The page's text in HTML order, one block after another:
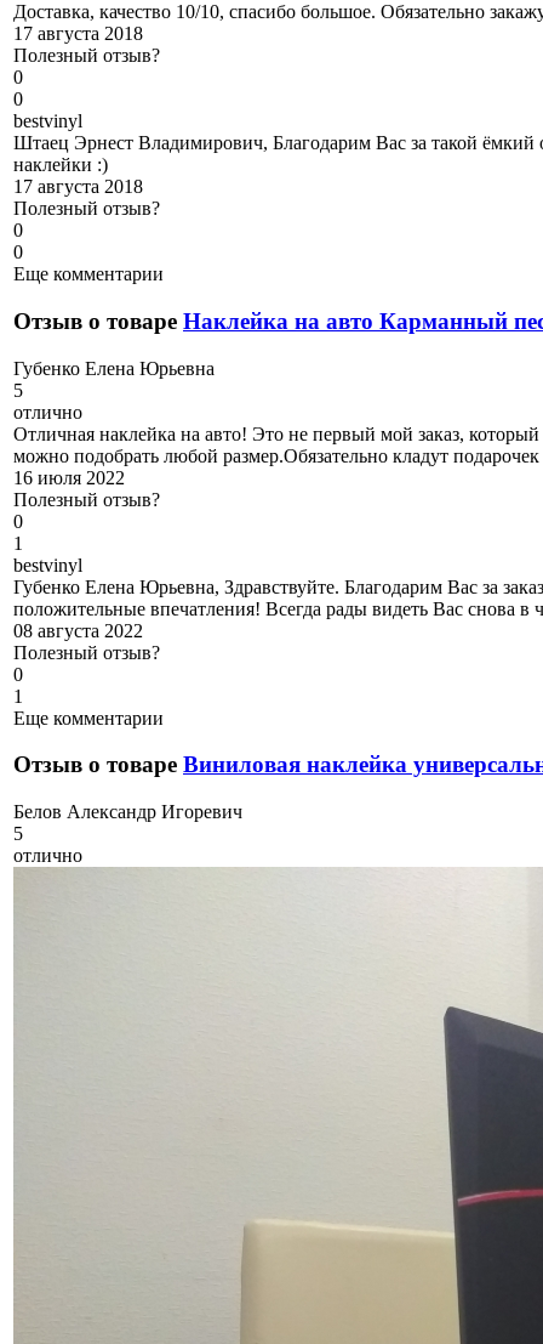
Доставка, качество 10/10, спасибо большое. Обязательно
17 августа 2018
Полезный отзыв?
0
0
bestvinyl
Штаец Эрнест Владимирович, Благодарим Вас за такой ёмкий
наклейки :)
17 августа 2018
Полезный отзыв?
0
0
Еще комментарии
Отзыв о товаре Наклейка на авто Карманный
Губенко Елена Юрьевна
5
отлично
Отличная наклейка на авто! Это не первый мой заказ,
можно подобрать любой размер.Обязательно кладут подарочек
16 июля 2022
Полезный отзыв?
0
1
bestvinyl
Губенко Елена Юрьевна, Здравствуйте. Благодарим Вас за
положительные впечатления! Всегда рады видеть Вас снова в
08 августа 2022
Полезный отзыв?
0
1
Еще комментарии
Отзыв о товаре Виниловая наклейка
Белов Александр Игоревич
5
отлично